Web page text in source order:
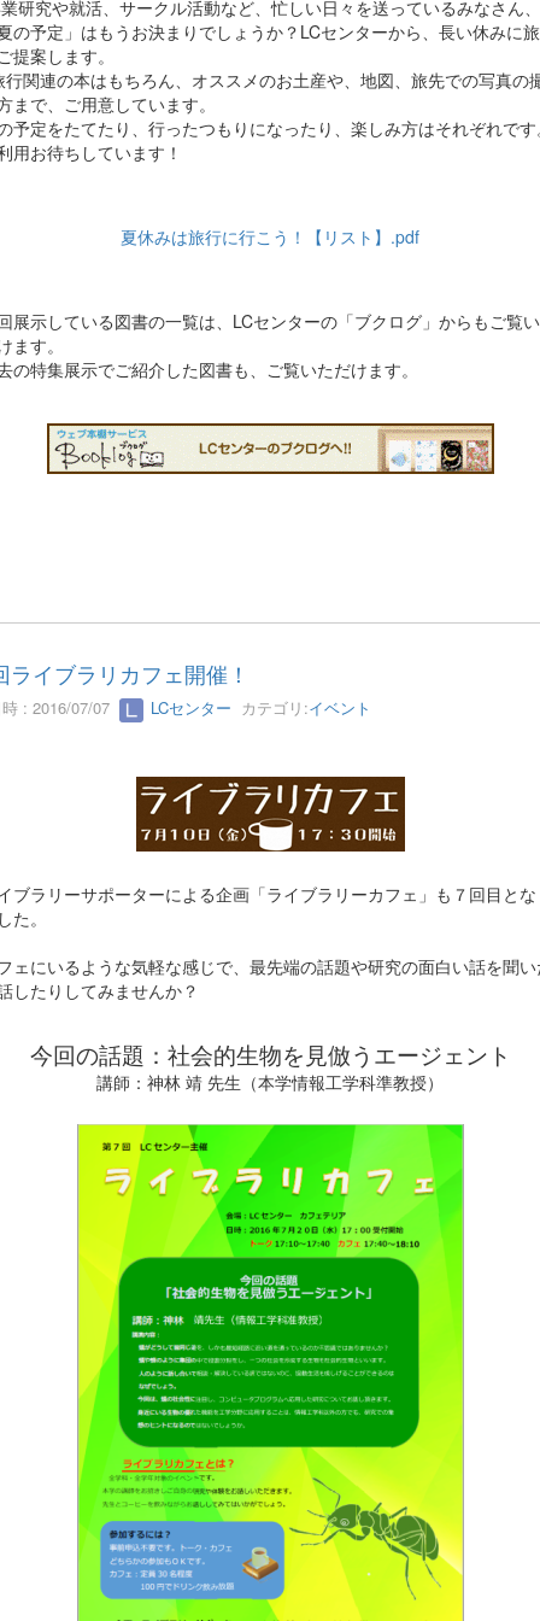
研究や就活、サークル活動など、忙しい日々を送っているみなさん、
夏の予定」はもうお決まりでしょうか？LCセンターから、長い休みに
提案します。
行関連の本はもちろん、オススメのお土産や、地図、旅先での写真の
まで、ご用意しています。
予定をたてたり、行ったつもりになったり、楽しみ方はそれぞれです
用お待ちしています！
夏休みは旅行に行こう！【リスト】.pdf
展示している図書の一覧は、LCセンターの「ブクログ」からもご覧
ます。
の特集展示でご紹介した図書も、ご覧いただけます。
ライブラリカフェ開催！
: 2016/07/07 LCセンター カテゴリ:イベント
ブラリーサポーターによる企画「ライブラリーカフェ」も７回目とな
た。
ェにいるような気軽な感じで、最先端の話題や研究の面白い話を聞い
したりしてみませんか？
今回の話題：社会的生物を見倣うエージェント
講師：神林 靖 先生（本学情報工学科準教授）